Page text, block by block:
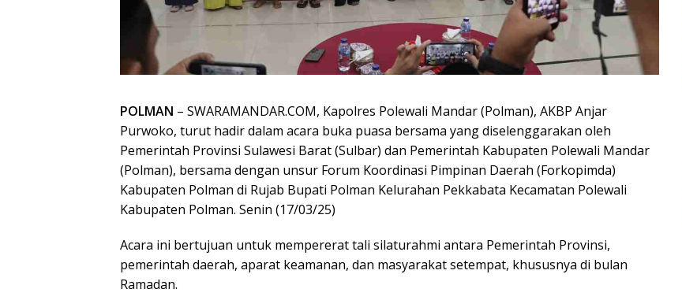
POLMAN – SWARAMANDAR.COM, Kapolres Polewali Mandar (Polman), AKBP Anjar
Purwoko, turut hadir dalam acara buka puasa bersama yang diselenggarakan oleh
Pemerintah Provinsi Sulawesi Barat (Sulbar) dan Pemerintah Kabupaten Polewali Mandar
(Polman), bersama dengan unsur Forum Koordinasi Pimpinan Daerah (Forkopimda)
Kabupaten Polman di Rujab Bupati Polman Kelurahan Pekkabata Kecamatan Polewali
Kabupaten Polman. Senin (17/03/25)
Acara ini bertujuan untuk mempererat tali silaturahmi antara Pemerintah Provinsi,
pemerintah daerah, aparat keamanan, dan masyarakat setempat, khususnya di bulan
Ramadan.